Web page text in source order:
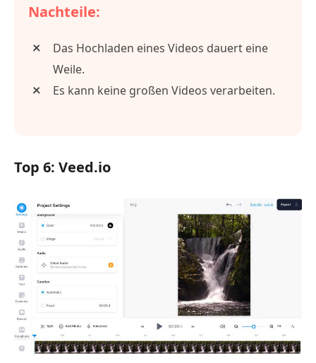
Nachteile:
Das Hochladen eines Videos dauert eine
Weile.
Es kann keine großen Videos verarbeiten.
Top 6: Veed.io